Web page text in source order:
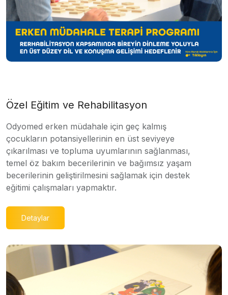
Özel Eğitim ve Rehabilitasyon
Odyomed erken müdahale için geç kalmış
çocukların potansiyellerinin en üst seviyeye
çıkarılması ve topluma uyumlarının sağlanması,
temel öz bakım becerilerinin ve bağımsız yaşam
becerilerinin geliştirilmesini sağlamak için destek
eğitimi çalışmaları yapmaktır.
Detaylar